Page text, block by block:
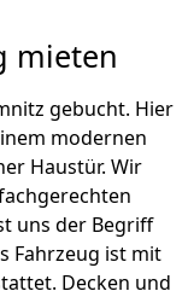
mieten
gebucht. Hier
modernen
Haustür. Wir
uns der Begriff
Fahrzeug ist mit
Decken und